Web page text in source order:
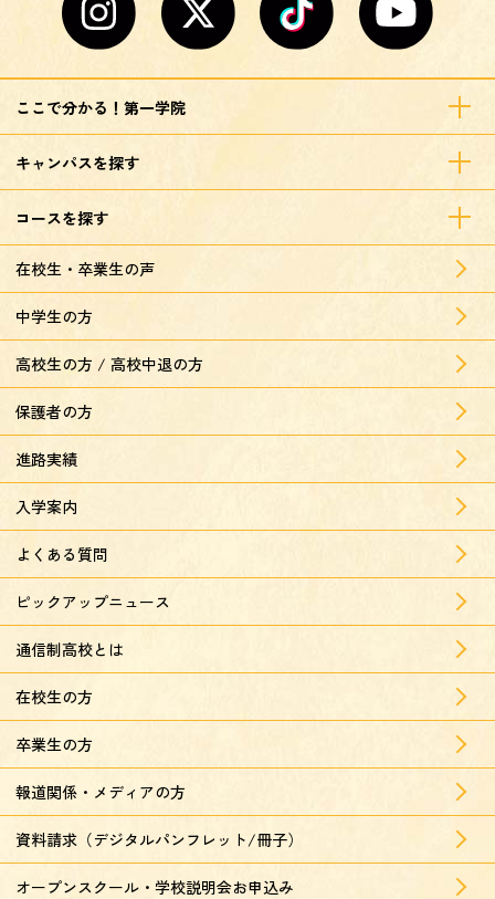
ここで分かる！第一学院
キャンパスを探す
コースを探す
在校生・卒業生の声
中学生の方
高校生の方 / 高校中退の方
保護者の方
進路実績
入学案内
よくある質問
ピックアップニュース
通信制高校とは
在校生の方
卒業生の方
報道関係・メディアの方
資料請求（デジタルパンフレット/冊子）
オープンスクール・学校説明会お申込み